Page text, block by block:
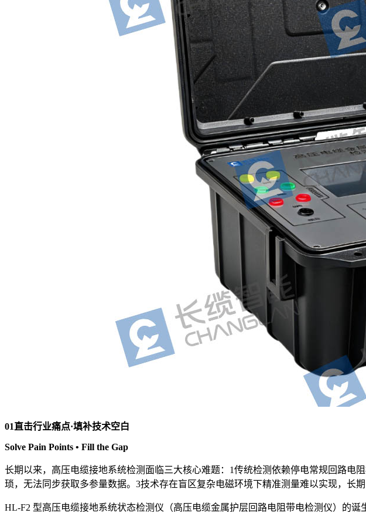
01直击行业痛点·填补技术空白
Solve Pain Points • Fill the Gap
长期以来，高压电缆接地系统检测面临三大核心难题：1传统检测依赖停电常规回路
琐，无法同步获取多参量数据。3技术存在盲区复杂电磁环境下精准测量难以实现，长
HL-F2 型高压电缆接地系统状态检测仪（高压电缆金属护层回路电阻带电检测仪）的诞